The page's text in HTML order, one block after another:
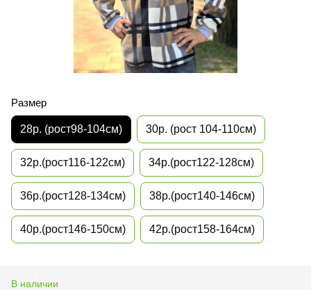
Размер
28р. (рост98-104см) 30р. (рост 104-110см)
32р.(рост116-122см) 34р.(рост122-128см)
36р.(рост128-134см) 38р.(рост140-146см)
40р.(рост146-150см) 42р.(рост158-164см)
В наличии